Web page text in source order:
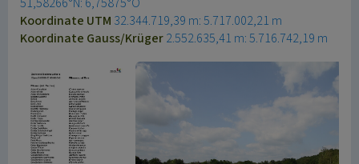
Koordinate UTM 32.344.719,39 m: 5.717.002,21 m
Koordinate Gauss/Krüger2.552.635,41 m: 5.716.742,19 m